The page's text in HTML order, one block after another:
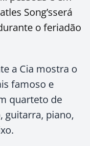
Song’sserá
o feriadão
a Cia mostra o
famoso e
quarteto de
guitarra, piano,